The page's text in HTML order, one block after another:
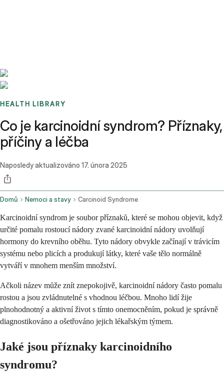
HEALTH LIBRARY
Co je karcinoidní syndrom? Příznaky,
příčiny a léčba
Naposledy aktualizováno 17. února 2025
Domů Nemoci a stavy Carcinoid Syndrome
Karcinoidní syndrom je soubor příznaků, které se mohou objevit, když
určité pomalu rostoucí nádory zvané karcinoidní nádory uvolňují
hormony do krevního oběhu. Tyto nádory obvykle začínají v trávicím
systému nebo plicích a produkují látky, které vaše tělo normálně
vytváří v mnohem menším množství.
Ačkoli název může znít znepokojivě, karcinoidní nádory často pomalu
rostou a jsou zvládnutelné s vhodnou léčbou. Mnoho lidí žije
plnohodnotný a aktivní život s tímto onemocněním, pokud je správně
diagnostikováno a ošetřováno jejich lékařským týmem.
Jaké jsou příznaky karcinoidního
syndromu?